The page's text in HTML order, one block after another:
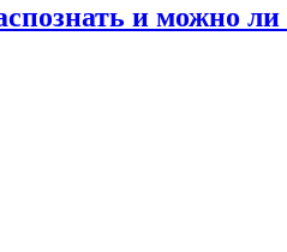
и можно